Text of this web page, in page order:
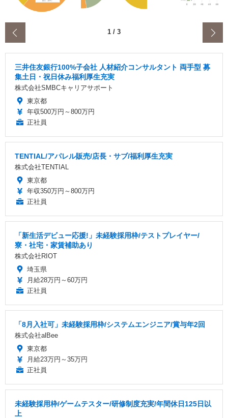
1 / 3
三井住友銀行100%子会社 人材紹介コンサルタント 両手型 募
集土日・祝日休み福利厚生充実
株式会社SMBCキャリアサポート
東京都
年収500万円～800万円
正社員
TENTIAL/アパレル販売/店長・サブ/福利厚生充実
株式会社TENTIAL
東京都
年収350万円～800万円
正社員
「新生活デビュー応援!」未経験採用枠/テストプレイヤー/
寮・社宅・家賃補助あり
株式会社RIOT
埼玉県
月給28万円～60万円
正社員
「8月入社可」未経験採用枠/システムエンジニア/賞与年2回
株式会社alBee
東京都
月給23万円～35万円
正社員
未経験採用枠/ゲームテスター/研修制度充実/年間休日125日以
上